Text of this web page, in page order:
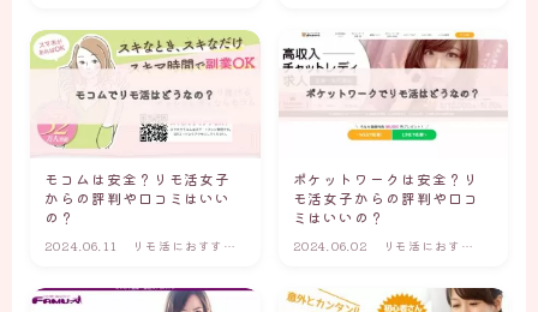
モコムは安全？リモ活女子
からの評判や口コミはいい
の？
2024.06.11
リモ活におすすめ
アプリ
ポケットワークは安全？リ
モ活女子からの評判や口コ
ミはいいの？
2024.06.02
リモ活におすす
ト・アプリ